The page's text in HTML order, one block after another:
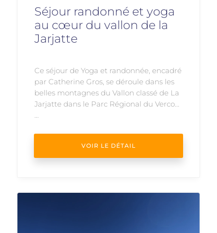
Séjour randonné et yoga
au cœur du vallon de la
Jarjatte
Ce séjour de Yoga et randonnée, encadré
par Catherine Gros, se déroule dans les
belles montagnes du Vallon classé de La
Jarjatte dans le Parc Régional du Vercors
...
VOIR LE DÉTAIL